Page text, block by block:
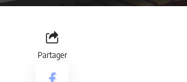
Partager